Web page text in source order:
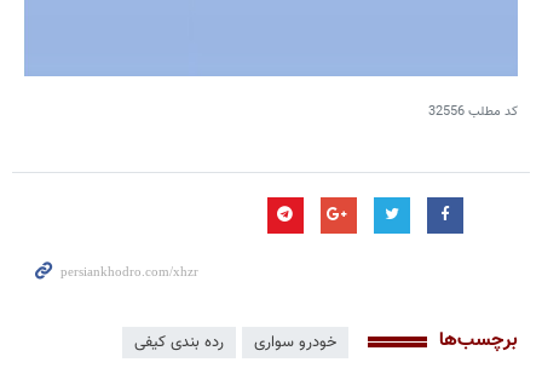
کد مطلب32556
برچسب‌ها خودرو سواری رده بندی کیفی